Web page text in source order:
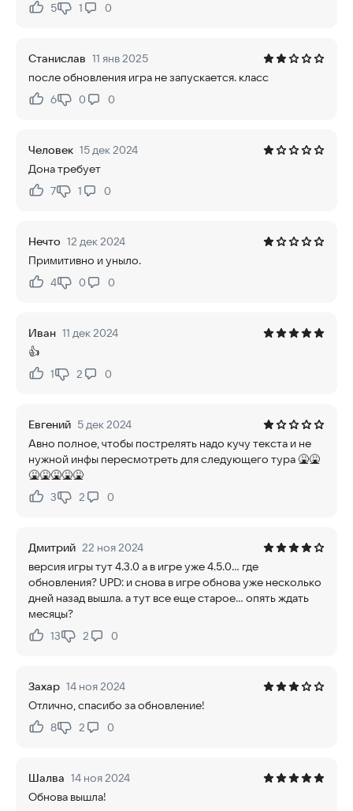
Нравится:
5Не нравится:
1 0
Станислав 11 янв 2025
после обновления игра не запускается. класс
Нравится:
6Не нравится:
0 0
Человек 15 дек 2024
Дона требует
Нравится:
7Не нравится:
1 0
Нечто 12 дек 2024
Примитивно и уныло.
Нравится:
4Не нравится:
0 0
Иван 11 дек 2024
👍
Нравится:
1Не нравится:
2 0
Евгений 5 дек 2024
Авно полное, чтобы пострелять надо кучу текста и не
нужной инфы пересмотреть для следующего тура 🤮🤮
🤮🤮🤮🤮🤮
Нравится:
3Не нравится:
2 0
Дмитрий 22 ноя 2024
версия игры тут 4.3.0 а в игре уже 4.5.0... где
обновления? UPD: и снова в игре обнова уже несколько
дней назад вышла. а тут все еще старое... опять ждать
месяцы?
Нравится:
13Не нравится:
2 0
Захар 14 ноя 2024
Отлично, спасибо за обновление!
Нравится:
8Не нравится:
2 0
Шалва 14 ноя 2024
Обнова вышла!